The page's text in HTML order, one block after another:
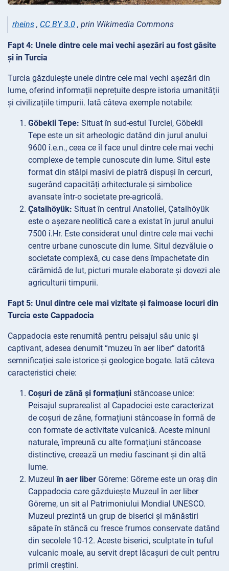
rheins , CC BY 3.0 , prin Wikimedia Commons
Fapt 4: Unele dintre cele mai vechi așezări au fost găsite
și în Turcia
Turcia găzduiește unele dintre cele mai vechi așezări din
lume, oferind informații neprețuite despre istoria umanității
și civilizațiile timpurii. Iată câteva exemple notabile:
Göbekli Tepe: Situat în sud-estul Turciei, Göbekli
Tepe este un sit arheologic datând din jurul anului
9600 î.e.n., ceea ce îl face unul dintre cele mai vechi
complexe de temple cunoscute din lume. Situl este
format din stâlpi masivi de piatră dispuși în cercuri,
sugerând capacități arhitecturale și simbolice
avansate într-o societate pre-agricolă.
Çatalhöyük: Situat în centrul Anatoliei, Çatalhöyük
este o așezare neolitică care a existat în jurul anului
7500 î.Hr. Este considerat unul dintre cele mai vechi
centre urbane cunoscute din lume. Situl dezvăluie o
societate complexă, cu case dens împachetate din
cărămidă de lut, picturi murale elaborate și dovezi ale
agriculturii timpurii.
Fapt 5: Unul dintre cele mai vizitate și faimoase locuri din
Turcia este Cappadocia
Cappadocia este renumită pentru peisajul său unic și
captivant, adesea denumit “muzeu în aer liber” datorită
semnificației sale istorice și geologice bogate. Iată câteva
caracteristici cheie:
Coșuri de zână și formațiuni stâncoase unice:
Peisajul suprarealist al Capadociei este caracterizat
de coșuri de zâne, formațiuni stâncoase în formă de
con formate de activitate vulcanică. Aceste minuni
naturale, împreună cu alte formațiuni stâncoase
distinctive, creează un mediu fascinant și din altă
lume.
Muzeul în aer liber Göreme: Göreme este un oraș din
Cappadocia care găzduiește Muzeul în aer liber
Göreme, un sit al Patrimoniului Mondial UNESCO.
Muzeul prezintă un grup de biserici și mănăstiri
săpate în stâncă cu fresce frumos conservate datând
din secolele 10-12. Aceste biserici, sculptate în tuful
vulcanic moale, au servit drept lăcașuri de cult pentru
primii creștini.